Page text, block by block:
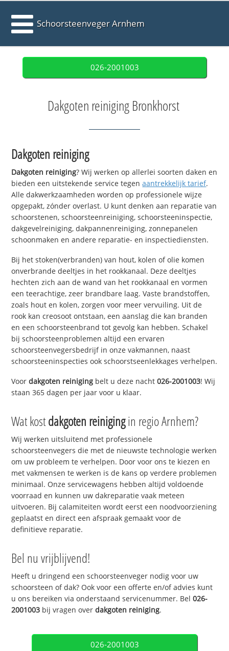
Schoorsteenveger Arnhem
026-2001003
Dakgoten reiniging Bronkhorst
Dakgoten reiniging
Dakgoten reiniging? Wij werken op allerlei soorten daken en
bieden een uitstekende service tegenaantrekkelijk tarief.
Alle dakwerkzaamheden worden op professionele wijze
opgepakt, zónder overlast. U kunt denken aan reparatie van
schoorstenen, schoorsteenreiniging, schoorsteeninspectie,
dakgevelreiniging, dakpannenreiniging, zonnepanelen
schoonmaken en andere reparatie- en inspectiediensten.
Bij het stoken(verbranden) van hout, kolen of olie komen
onverbrande deeltjes in het rookkanaal. Deze deeltjes
hechten zich aan de wand van het rookkanaal en vormen
een teerachtige, zeer brandbare laag. Vaste brandstoffen,
zoals hout en kolen, zorgen voor meer vervuiling. Uit de
rook kan creosoot ontstaan, een aanslag die kan branden
en een schoorsteenbrand tot gevolg kan hebben. Schakel
bij schoorsteenproblemen altijd een ervaren
schoorsteenvegersbedrijf in onze vakmannen, naast
schoorsteeninspecties ook schoorstseenlekkages verhelpen.
Voordakgoten reiniging belt u deze nacht026-2001003! Wij
staan 365 dagen per jaar voor u klaar.
Wat kostdakgoten reinigingin regio Arnhem?
Wij werken uitsluitend met professionele
schoorsteenvegers die met de nieuwste technologie werken
om uw probleem te verhelpen. Door voor ons te kiezen en
met vakmensen te werken is de kans op verdere problemen
minimaal. Onze servicewagens hebben altijd voldoende
voorraad en kunnen uw dakreparatie vaak meteen
uitvoeren. Bij calamiteiten wordt eerst een noodvoorziening
geplaatst en direct een afspraak gemaakt voor de
definitieve reparatie.
Bel nu vrijblijvend!
Heeft u dringend een schoorsteenveger nodig voor uw
schoorsteen of dak? Ook voor een offerte en/of advies kunt
u ons bereiken via onderstaand servicenummer. Bel026-
2001003 bij vragen overdakgoten reiniging.
026-2001003